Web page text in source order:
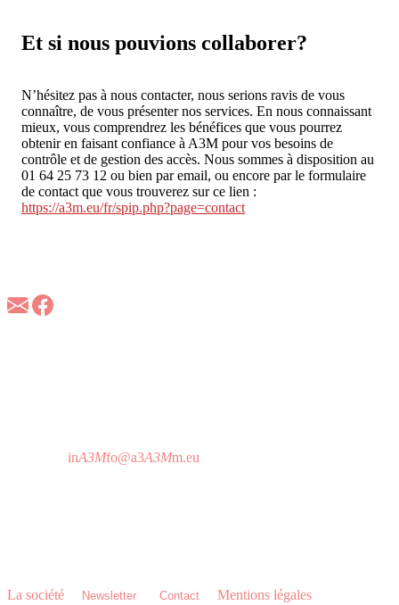
Et si nous pouvions collaborer?
N’hésitez pas à nous contacter, nous serions ravis de vous
connaître, de vous présenter nos services. En nous connaissant
mieux, vous comprendrez les bénéfices que vous pourrez
obtenir en faisant confiance à A3M pour vos besoins de
contrôle et de gestion des accès. Nous sommes à disposition au
01 64 25 73 12 ou bien par email, ou encore par le formulaire
de contact que vous trouverez sur ce lien :
https://a3m.eu/fr/spip.php?page=contact
inA3Mfo@a3A3Mm.eu
La société
Mentions légales